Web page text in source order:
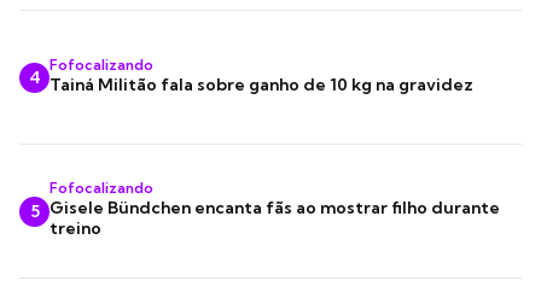
4
Fofocalizando
Tainá Militão fala sobre ganho de 10 kg na gravidez
5
Fofocalizando
Gisele Bündchen encanta fãs ao mostrar filho durante
treino